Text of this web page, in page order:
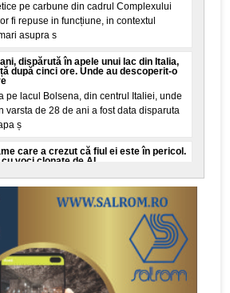
pe carbune din cadrul Complexului
fi repuse in funcțiune, in contextul
asupra s
dispărută în apele unui lac din Italia,
după cinci ore. Unde au descoperit-o
pe lacul Bolsena, din centrul Italiei, unde
varsta de 28 de ani a fost data disparuta
ș
care a crezut că fiul ei este în pericol.
voci clonate de AI
New York, a trait cateva minute de
fiul ei in varsta de 16 ani este in pericol de
de la
româncă o vizită la urgențe în SUA:
la vreo sumă de aia nebună, exact așa
SUA a starnit dezbateri pe TikTok dupa
neașteptata pe care va trebui sa o